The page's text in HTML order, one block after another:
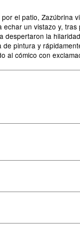
el patio, Zazúbrina
un vistazo y,
la
pintura y
al cómico con